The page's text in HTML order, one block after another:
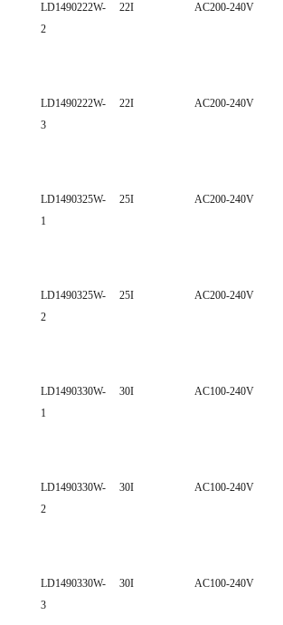
LD1490222W-
2
22I AC200-240V
LD1490222W-
3
22I AC200-240V
LD1490325W-
1
25I AC200-240V
LD1490325W-
2
25I AC200-240V
LD1490330W-
1
30I AC100-240V
LD1490330W-
2
30I AC100-240V
LD1490330W-
3
30I AC100-240V